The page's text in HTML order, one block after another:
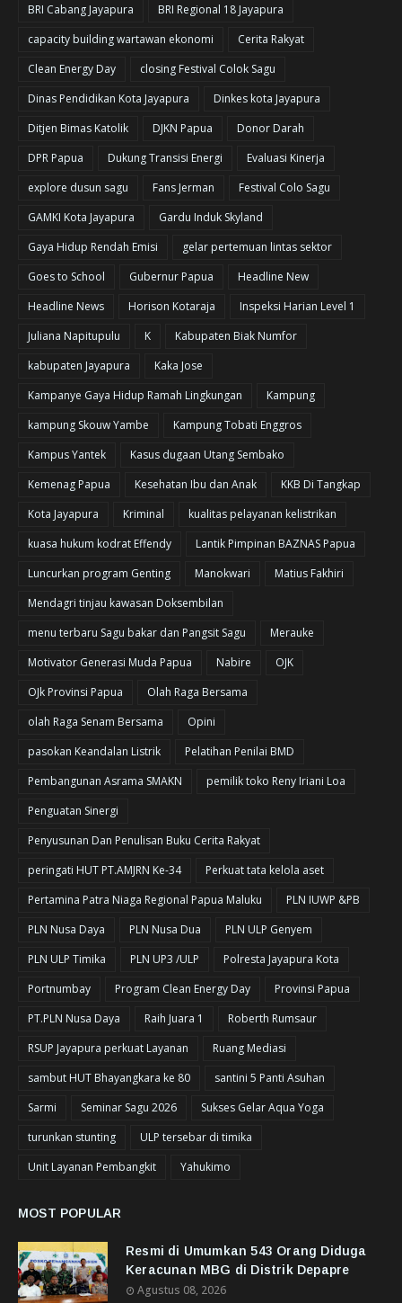
BRI Cabang Jayapura
BRI Regional 18 Jayapura
capacity building wartawan ekonomi
Cerita Rakyat
Clean Energy Day
closing Festival Colok Sagu
Dinas Pendidikan Kota Jayapura
Dinkes kota Jayapura
Ditjen Bimas Katolik
DJKN Papua
Donor Darah
DPR Papua
Dukung Transisi Energi
Evaluasi Kinerja
explore dusun sagu
Fans Jerman
Festival Colo Sagu
GAMKI Kota Jayapura
Gardu Induk Skyland
Gaya Hidup Rendah Emisi
gelar pertemuan lintas sektor
Goes to School
Gubernur Papua
Headline New
Headline News
Horison Kotaraja
Inspeksi Harian Level 1
Juliana Napitupulu
K
Kabupaten Biak Numfor
kabupaten Jayapura
Kaka Jose
Kampanye Gaya Hidup Ramah Lingkungan
Kampung
kampung Skouw Yambe
Kampung Tobati Enggros
Kampus Yantek
Kasus dugaan Utang Sembako
Kemenag Papua
Kesehatan Ibu dan Anak
KKB Di Tangkap
Kota Jayapura
Kriminal
kualitas pelayanan kelistrikan
kuasa hukum kodrat Effendy
Lantik Pimpinan BAZNAS Papua
Luncurkan program Genting
Manokwari
Matius Fakhiri
Mendagri tinjau kawasan Doksembilan
menu terbaru Sagu bakar dan Pangsit Sagu
Merauke
Motivator Generasi Muda Papua
Nabire
OJK
OJk Provinsi Papua
Olah Raga Bersama
olah Raga Senam Bersama
Opini
pasokan Keandalan Listrik
Pelatihan Penilai BMD
Pembangunan Asrama SMAKN
pemilik toko Reny Iriani Loa
Penguatan Sinergi
Penyusunan Dan Penulisan Buku Cerita Rakyat
peringati HUT PT.AMJRN Ke-34
Perkuat tata kelola aset
Pertamina Patra Niaga Regional Papua Maluku
PLN IUWP &PB
PLN Nusa Daya
PLN Nusa Dua
PLN ULP Genyem
PLN ULP Timika
PLN UP3 /ULP
Polresta Jayapura Kota
Portnumbay
Program Clean Energy Day
Provinsi Papua
PT.PLN Nusa Daya
Raih Juara 1
Roberth Rumsaur
RSUP Jayapura perkuat Layanan
Ruang Mediasi
sambut HUT Bhayangkara ke 80
santini 5 Panti Asuhan
Sarmi
Seminar Sagu 2026
Sukses Gelar Aqua Yoga
turunkan stunting
ULP tersebar di timika
Unit Layanan Pembangkit
Yahukimo
MOST POPULAR
Resmi di Umumkan 543 Orang Diduga
Keracunan MBG di Distrik Depapre
Agustus 08, 2026